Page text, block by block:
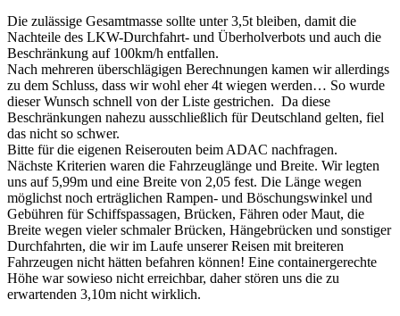
Die zulässige Gesamtmasse sollte unter 3,5t bleiben, damit die
Nachteile des LKW-Durchfahrt- und Überholverbots und auch die
Beschränkung auf 100km/h entfallen.
Nach mehreren überschlägigen Berechnungen kamen wir allerdings
zu dem Schluss, dass wir wohl eher 4t wiegen werden… So wurde
dieser Wunsch schnell von der Liste gestrichen. Da diese
Beschränkungen nahezu ausschließlich für Deutschland gelten, fiel
das nicht so schwer.
Bitte für die eigenen Reiserouten beim ADAC nachfragen.
Nächste Kriterien waren die Fahrzeuglänge und Breite. Wir legten
uns auf 5,99m und eine Breite von 2,05 fest. Die Länge wegen
möglichst noch erträglichen Rampen- und Böschungswinkel und
Gebühren für Schiffspassagen, Brücken, Fähren oder Maut, die
Breite wegen vieler schmaler Brücken, Hängebrücken und sonstiger
Durchfahrten, die wir im Laufe unserer Reisen mit breiteren
Fahrzeugen nicht hätten befahren können! Eine containergerechte
Höhe war sowieso nicht erreichbar, daher stören uns die zu
erwartenden 3,10m nicht wirklich.